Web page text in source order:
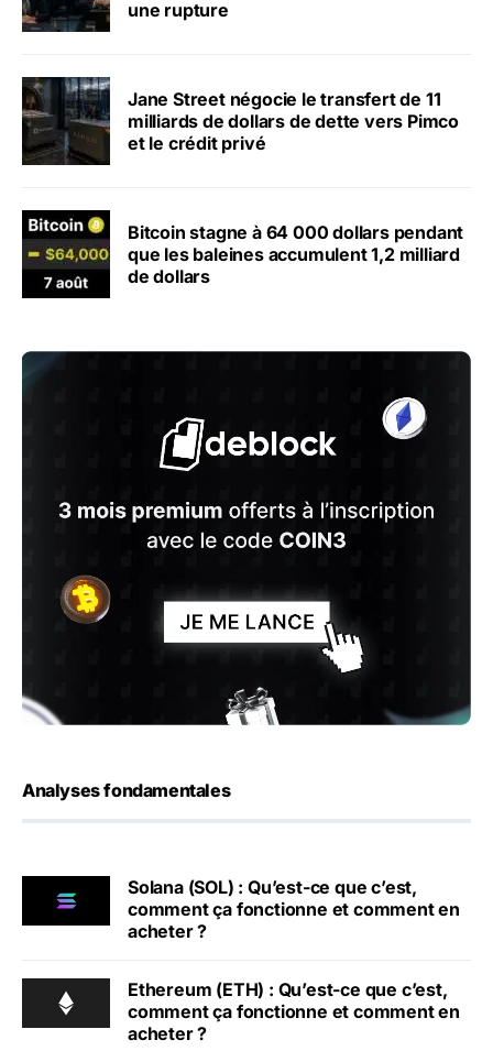
une rupture
Jane Street négocie le transfert de 11
milliards de dollars de dette vers Pimco
et le crédit privé
Bitcoin stagne à 64 000 dollars pendant
que les baleines accumulent 1,2 milliard
de dollars
Analyses fondamentales
Solana (SOL) : Qu’est-ce que c’est,
comment ça fonctionne et comment en
acheter ?
Ethereum (ETH) : Qu’est-ce que c’est,
comment ça fonctionne et comment en
acheter ?